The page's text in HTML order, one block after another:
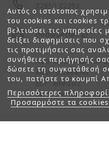
Αυτός ο ιστότοπος
του cookies και cookies
βελτιώσει τις υπηρεσίες
δείξει διαφημίσεις που
τις προτιμήσεις σας
συνήθειες περιήγησής
δώσετε τη συγκατάθεσή
του, πατήστε το κουμπί
Περισσότερες
Προσαρμόστε τα cookies
22950 22292
info@petfan.gr
ΑΦΟΙ ΧΑΤΖΗΓΕΩΡΓΙΟΥ
ΑΦΜ : 082864093
ΔΟΥ : ΚΗΦΙΣΙΑΣ
ΑΡ. ΓΕΜΗ: 1821901000